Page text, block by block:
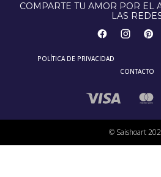
COMPARTE TU AMOR POR EL
LAS
POLÍTICA DE PRIVACIDAD
CONTACTO
© Saishoart